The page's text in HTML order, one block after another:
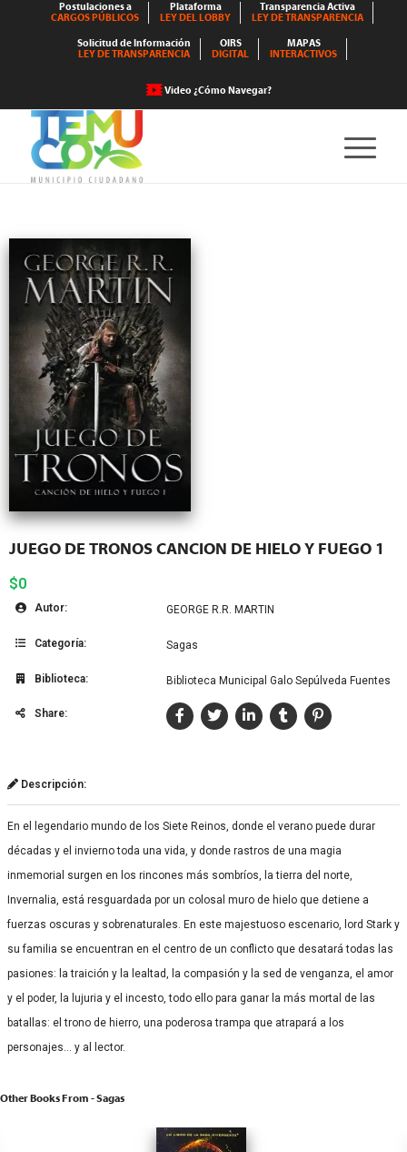
Postulaciones a
CARGOS PÚBLICOS
Plataforma
LEY DEL LOBBY
Transparencia Activa
LEY DE TRANSPARENCIA
Solicitud de Información
LEY DE TRANSPARENCIA
OIRS
DIGITAL
MAPAS
INTERACTIVOS
Video ¿Cómo Navegar?
JUEGO DE TRONOS CANCION DE HIELO Y FUEGO 1
$0
Autor: GEORGE R.R. MARTIN
Categoría: Sagas
Biblioteca: Biblioteca Municipal Galo Sepúlveda Fuentes
Share:
Descripción:
En el legendario mundo de los Siete Reinos, donde el verano puede durar
décadas y el invierno toda una vida, y donde rastros de una magia
inmemorial surgen en los rincones más sombríos, la tierra del norte,
Invernalia, está resguardada por un colosal muro de hielo que detiene a
fuerzas oscuras y sobrenaturales. En este majestuoso escenario, lord Stark y
su familia se encuentran en el centro de un conflicto que desatará todas las
pasiones: la traición y la lealtad, la compasión y la sed de venganza, el amor
y el poder, la lujuria y el incesto, todo ello para ganar la más mortal de las
batallas: el trono de hierro, una poderosa trampa que atrapará a los
personajes… y al lector.
Other Books From - Sagas